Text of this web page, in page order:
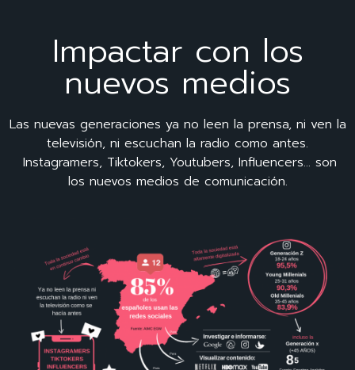
Impactar con los
nuevos medios
Las nuevas generaciones ya no leen la prensa, ni ven la
televisión, ni escuchan la radio como antes.
Instagramers, Tiktokers, Youtubers, Influencers… son
los nuevos medios de comunicación.